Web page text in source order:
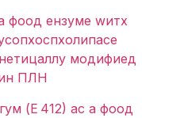
фоод ензyме wитх
модифиед
ПЛН
(Е 412) ас а фоод